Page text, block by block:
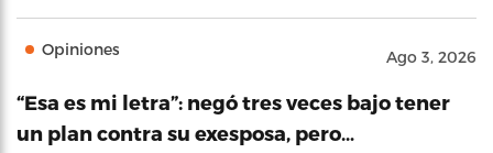
Opiniones Ago 3, 2026
“Esa es mi letra”: negó tres veces bajo tener
un plan contra su exesposa, pero…